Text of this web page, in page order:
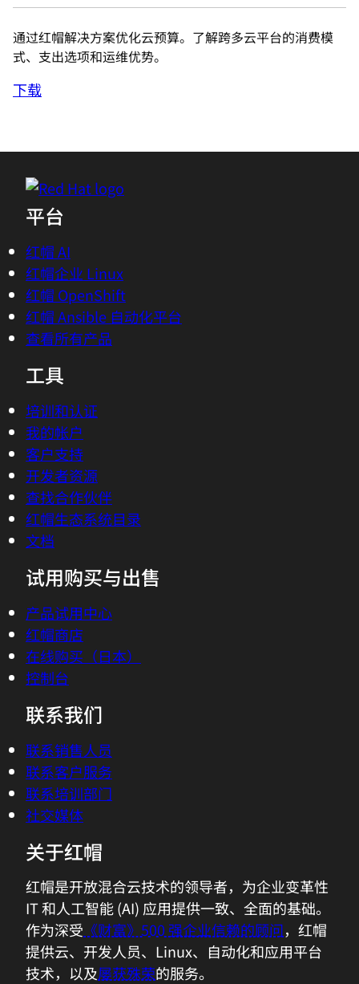
通过红帽解决方案优化云预算。了解跨多云平台的消费模
式、支出选项和运维优势。
下载
平台
红帽 AI
红帽企业 Linux
红帽 OpenShift
红帽 Ansible 自动化平台
查看所有产品
工具
培训和认证
我的帐户
客户支持
开发者资源
查找合作伙伴
红帽生态系统目录
文档
试用购买与出售
产品试用中心
红帽商店
在线购买（日本）
控制台
联系我们
联系销售人员
联系客户服务
联系培训部门
社交媒体
关于红帽
红帽是开放混合云技术的领导者，为企业变革性
IT 和人工智能 (AI) 应用提供一致、全面的基础。
作为深受 《财富》500 强企业信赖的顾问，红帽
提供云、开发人员、Linux、自动化和应用平台
技术，以及屡获殊荣的服务。